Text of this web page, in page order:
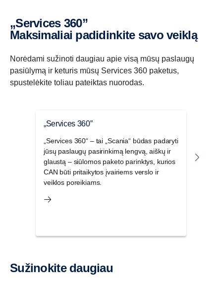
„Services 360”
Maksimaliai padidinkite savo veiklą
Norėdami sužinoti daugiau apie visą mūsų paslaugų
pasiūlymą ir keturis mūsų Services 360 paketus,
spustelėkite toliau pateiktas nuorodas.
„Services 360”
„Services 360“ – tai „Scania“ būdas padaryti
jūsų paslaugų pasirinkimą lengvą, aiškų ir
glaustą – siūlomos paketo parinktys, kurios
CAN būti pritaikytos įvairiems verslo ir
veiklos poreikiams.
Sužinokite daugiau